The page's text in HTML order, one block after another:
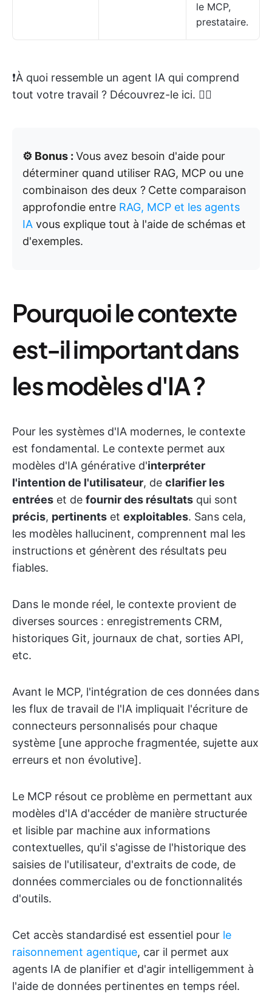
le MCP,
prestataire.
❗️À quoi ressemble un agent IA qui comprend
tout votre travail ? Découvrez-le ici. 👇🏼
⚙️ Bonus : Vous avez besoin d'aide pour
déterminer quand utiliser RAG, MCP ou une
combinaison des deux ? Cette comparaison
approfondie entre RAG, MCP et les agents
IA vous explique tout à l'aide de schémas et
d'exemples.
Pourquoi le contexte
est-il important dans
les modèles d'IA ?
Pour les systèmes d'IA modernes, le contexte
est fondamental. Le contexte permet aux
modèles d'IA générative d'interpréter
l'intention de l'utilisateur, de clarifier les
entrées et de fournir des résultats qui sont
précis, pertinents et exploitables. Sans cela,
les modèles hallucinent, comprennent mal les
instructions et génèrent des résultats peu
fiables.
Dans le monde réel, le contexte provient de
diverses sources : enregistrements CRM,
historiques Git, journaux de chat, sorties API,
etc.
Avant le MCP, l'intégration de ces données dans
les flux de travail de l'IA impliquait l'écriture de
connecteurs personnalisés pour chaque
système [une approche fragmentée, sujette aux
erreurs et non évolutive].
Le MCP résout ce problème en permettant aux
modèles d'IA d'accéder de manière structurée
et lisible par machine aux informations
contextuelles, qu'il s'agisse de l'historique des
saisies de l'utilisateur, d'extraits de code, de
données commerciales ou de fonctionnalités
d'outils.
Cet accès standardisé est essentiel pour le
raisonnement agentique, car il permet aux
agents IA de planifier et d'agir intelligemment à
l'aide de données pertinentes en temps réel.